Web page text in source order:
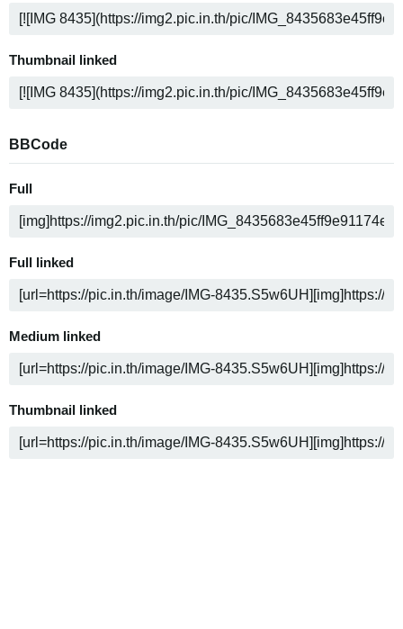
Thumbnail linked
BBCode
Full
Full linked
Medium linked
Thumbnail linked